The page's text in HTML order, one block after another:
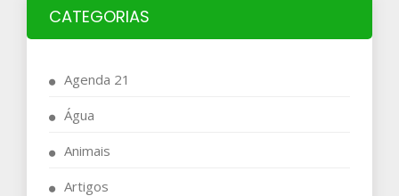
CATEGORIAS
Agenda 21
Água
Animais
Artigos